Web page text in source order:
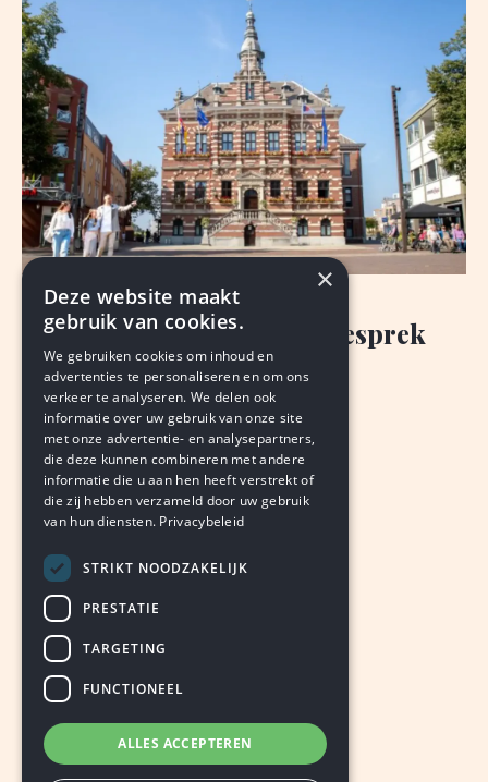
NIEUWS
Burgemeester: nog geen gesprek
klokkenluider
HUB BRANDTSandBJORN THIMISTER
augustus 7, 2026 LEDEN
×
Deze website maakt
gebruik van cookies.
We gebruiken cookies om inhoud en
advertenties te personaliseren en om ons
verkeer te analyseren. We delen ook
informatie over uw gebruik van onze site
met onze advertentie- en analysepartners,
die deze kunnen combineren met andere
informatie die u aan hen heeft verstrekt of
die zij hebben verzameld door uw gebruik
van hun diensten. Privacybeleid
STRIKT NOODZAKELIJK
PRESTATIE
TARGETING
FUNCTIONEEL
ALLES ACCEPTEREN